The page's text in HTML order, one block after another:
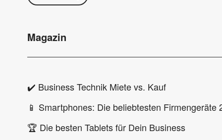
Magazin
✔️ Business Technik Miete vs. Kauf
📱 Smartphones: Die beliebtesten Firmengeräte
🏆 Die besten Tablets für Dein Business